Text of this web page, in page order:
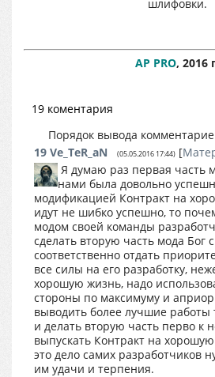
шлифовки.
AP PRO, 2016
19 коментария
Порядок вывода
19 Ve_TeR_aN (05.05.2016 17:44) [
Я думаю раз первая часть
нами была довольно
модификацией Контракт на
идут не шибко успешно, то
модом своей команды
сделать вторую часть мода Бог
соответственно отдать
все силы на его разработку,
хорошую жизнь, надо
стороны по максимуму и
выводить более лучшие работы
и делать вторую часть перво к
выпускать Контракт на
это дело самих разработчиков
им удачи и терпения.